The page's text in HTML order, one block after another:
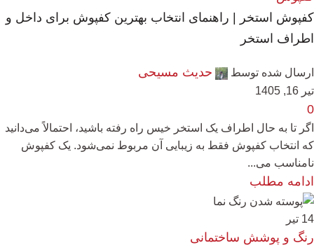
کفپوش استخر | راهنمای انتخاب بهترین کفپوش برای داخل و
اطراف استخر
ارسال شده توسط حدیث مسیحی
تیر 16, 1405
0
اگر تا به حال اطراف یک استخر خیس راه رفته باشید، احتمالاً می‌دانید
که انتخاب کفپوش فقط به زیبایی آن مربوط نمی‌شود. یک کفپوش
نامناسب می‌...
ادامه مطلب
14 تیر
رنگ و پوشش ساختمانی